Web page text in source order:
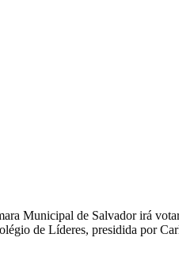
Municipal de Salvador irá
de Líderes, presidida por